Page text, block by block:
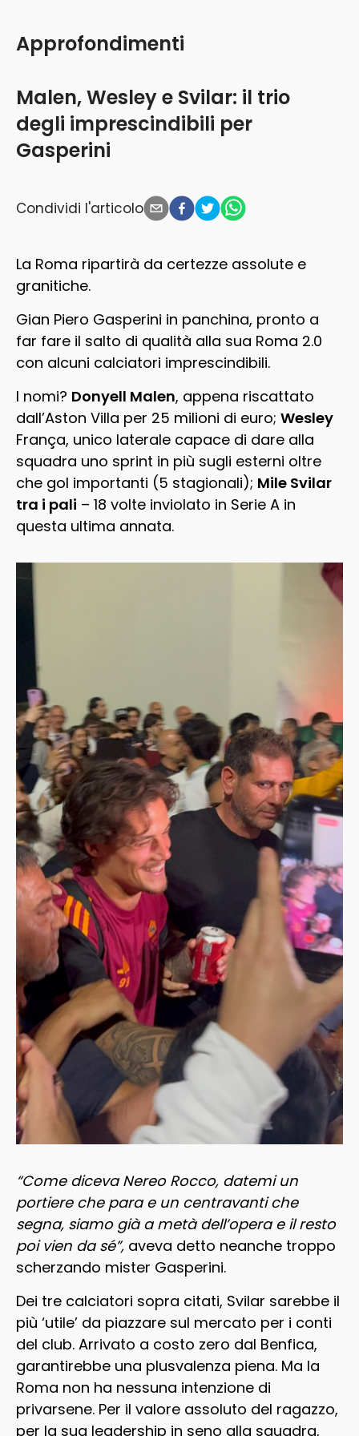
Malen, Wesley e Svilar: il trio
degli imprescindibili per
Gasperini
Approfondimenti
Condividi l'articolo
La Roma ripartirà da certezze assolute e
granitiche.
Gian Piero Gasperini in panchina, pronto a
far fare il salto di qualità alla sua Roma 2.0
con alcuni calciatori imprescindibili.
I nomi? Donyell Malen, appena riscattato
dall’Aston Villa per 25 milioni di euro; Wesley
França, unico laterale capace di dare alla
squadra uno sprint in più sugli esterni oltre
che gol importanti (5 stagionali); Mile Svilar
tra i pali – 18 volte inviolato in Serie A in
questa ultima annata.
“Come diceva Nereo Rocco, datemi un
portiere che para e un centravanti che
segna, siamo già a metà dell’opera e il resto
poi vien da sé”, aveva detto neanche troppo
scherzando mister Gasperini.
Dei tre calciatori sopra citati, Svilar sarebbe il
più ‘utile’ da piazzare sul mercato per i conti
del club. Arrivato a costo zero dal Benfica,
garantirebbe una plusvalenza piena. Ma la
Roma non ha nessuna intenzione di
privarsene. Per il valore assoluto del ragazzo,
per la sua leadership in seno alla squadra,